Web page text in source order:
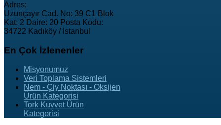
Adres:
Uzunçayır Cad. No: 39 C1 Blok
Kat: 2 Daire: 20 Posta Kodu:
34722 Kadıköy / İstanbul
En Çok İzlenenler
Misyonumuz
Veri Toplama Sistemleri
Nem - Çiy Noktası - Oksijen
Ürün Kategorisi
Tork Kuvvet Ürün
Kategorisi